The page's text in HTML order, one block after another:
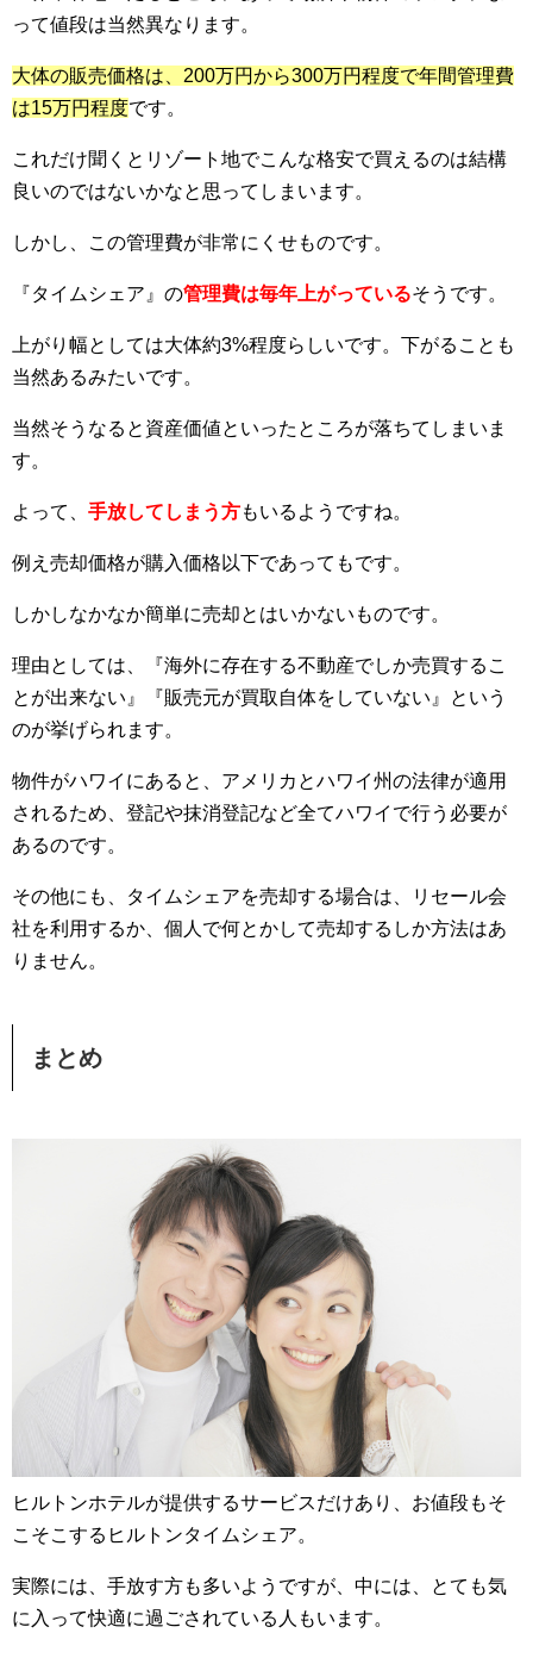
って値段は当然異なります。
大体の販売価格は、200万円から300万円程度で年間管理費
は15万円程度です。
これだけ聞くとリゾート地でこんな格安で買えるのは結構
良いのではないかなと思ってしまいます。
しかし、この管理費が非常にくせものです。
『タイムシェア』の管理費は毎年上がっているそうです。
上がり幅としては大体約3%程度らしいです。下がることも
当然あるみたいです。
当然そうなると資産価値といったところが落ちてしまいま
す。
よって、 手放してしまう方もいるようですね。
例え売却価格が購入価格以下であってもです。
しかしなかなか簡単に売却とはいかないものです。
理由としては、『海外に存在する不動産でしか売買するこ
とが出来ない』『販売元が買取自体をしていない』という
のが挙げられます。
物件がハワイにあると、アメリカとハワイ州の法律が適用
されるため、登記や抹消登記など全てハワイで行う必要が
あるのです。
その他にも、タイムシェアを売却する場合は、リセール会
社を利用するか、個人で何とかして売却するしか方法はあ
りません。
まとめ
ヒルトンホテルが提供するサービスだけあり、お値段もそ
こそこするヒルトンタイムシェア。
実際には、手放す方も多いようですが、中には、とても気
に入って快適に過ごされている人もいます。